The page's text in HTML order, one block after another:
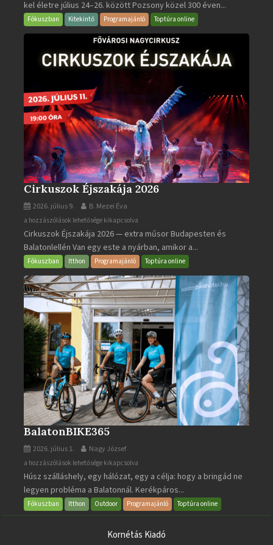
Napok
bejegyzéshez
kel életre július 24–26. között Pozsony közel 300 éven...
Fókuszban Kitekintő Programajánló Toptúra online
Cirkuszok Éjszakája 2026
2026. július 9. B. Mezei Éva
Cirkuszok
Éjszakája
2026
bejegyzéshez
a hozzászólások lehetősége kikapcsolva
Cirkuszok Éjszakája 2026 — extra műsor Budapesten és
Balatonlellén Van egy este a nyárban, amikor a...
Fókuszban Itthon Programajánló Toptúra online
BalatonBIKE365
2026. július 1. Nagy József
BalatonBIKE365
bejegyzéshez
a hozzászólások lehetősége kikapcsolva
Húsz szálláshely, egy hálózat, egy a célja: hogy a bringád ne
legyen probléma a Balatonnál. Kerékpáros...
Fókuszban Itthon Outdoor Programajánló Toptúra online
Kornétás Kiadó